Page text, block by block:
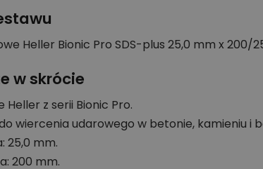
Heller Bionic Pro SDS-plus 25,0 mm x 200/
w skrócie
Heller z serii Bionic Pro.
wiercenia udarowego w betonie, kamieniu i
25,0 mm.
200 mm.